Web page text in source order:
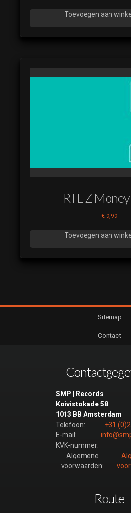
Toevoegen aan
RTL-Z
€ 9,99
Toevoegen aan
Sitemap
Contact
SMP | Records
Koivistokade 58
1013 BB Amsterdam
Telefoon:
+31
E-mail:
KVK-nummer:
Algemene
voorwaarden:
Route